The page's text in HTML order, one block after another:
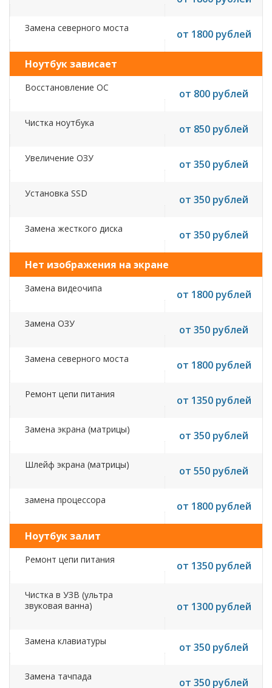
Замена северного моста от 1800 рублей
Ноутбук зависает
Восстановление ОС от 800 рублей
Чистка ноутбука от 850 рублей
Увеличение ОЗУ от 350 рублей
Установка SSD от 350 рублей
Замена жесткого диска от 350 рублей
Нет изображения на экране
Замена видеочипа от 1800 рублей
Замена ОЗУ от 350 рублей
Замена северного моста от 1800 рублей
Ремонт цепи питания от 1350 рублей
Замена экрана (матрицы) от 350 рублей
Шлейф экрана (матрицы) от 550 рублей
замена процессора от 1800 рублей
Ноутбук залит
Ремонт цепи питания от 1350 рублей
Чистка в УЗВ (ультра
звуковая ванна)
от 1300 рублей
Замена клавиатуры от 350 рублей
Замена тачпада от 350 рублей